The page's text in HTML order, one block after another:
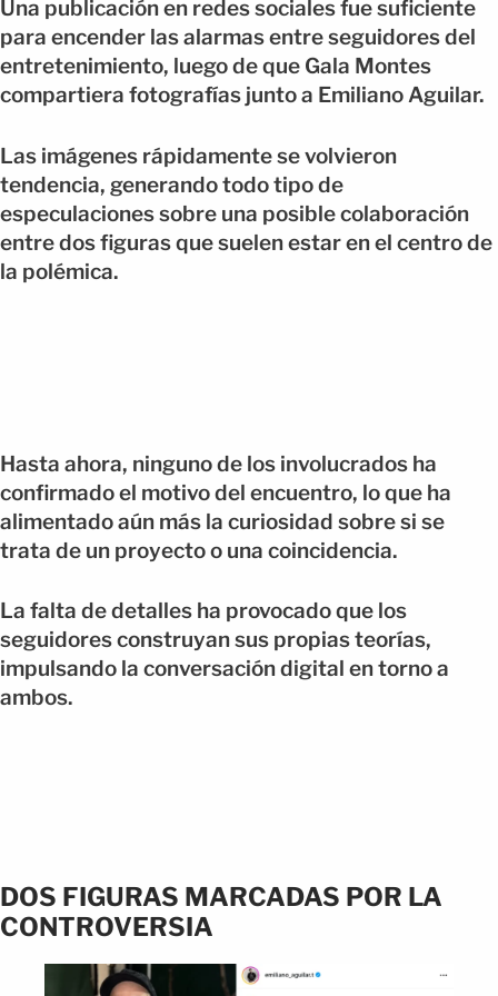
Una publicación en redes sociales fue suficiente
para encender las alarmas entre seguidores del
entretenimiento, luego de que Gala Montes
compartiera fotografías junto a Emiliano Aguilar.
Las imágenes rápidamente se volvieron
tendencia, generando todo tipo de
especulaciones sobre una posible colaboración
entre dos figuras que suelen estar en el centro de
la polémica.
Hasta ahora, ninguno de los involucrados ha
confirmado el motivo del encuentro, lo que ha
alimentado aún más la curiosidad sobre si se
trata de un proyecto o una coincidencia.
La falta de detalles ha provocado que los
seguidores construyan sus propias teorías,
impulsando la conversación digital en torno a
ambos.
DOS FIGURAS MARCADAS POR LA
CONTROVERSIA